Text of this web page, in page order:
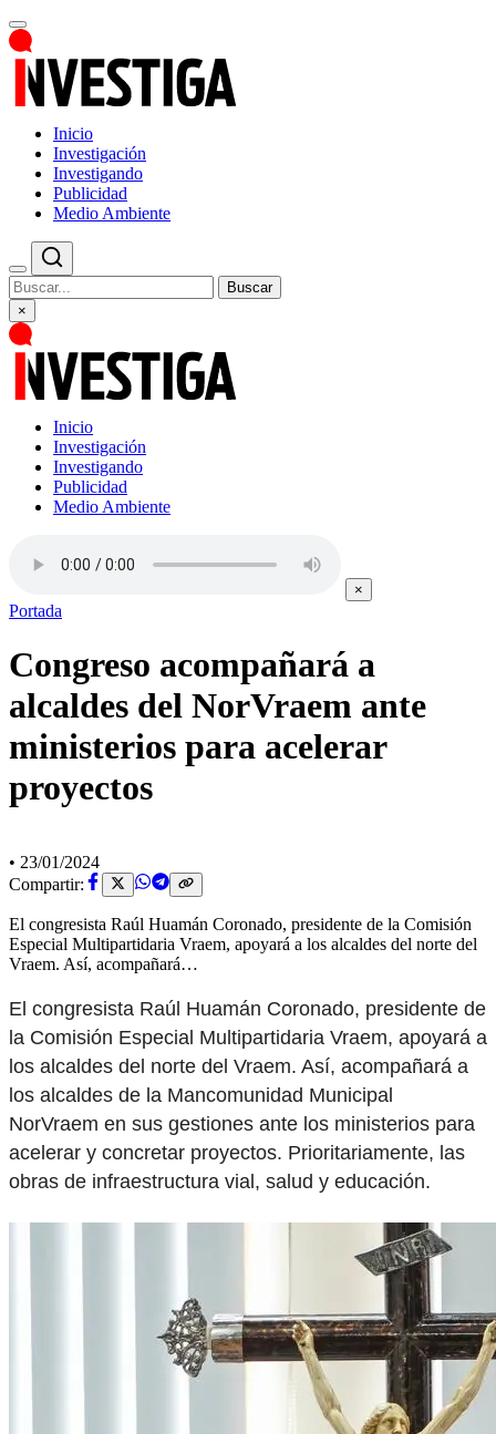
Inicio
Investigación
Investigando
Publicidad
Medio Ambiente
Buscar
×
Inicio
Investigación
Investigando
Publicidad
Medio Ambiente
×
Portada
Congreso acompañará a
alcaldes del NorVraem ante
ministerios para acelerar
proyectos
• 23/01/2024
Compartir:
El congresista Raúl Huamán Coronado, presidente de la Comisión
Especial Multipartidaria Vraem, apoyará a los alcaldes del norte del
Vraem. Así, acompañará…
El congresista Raúl Huamán Coronado, presidente de
la Comisión Especial Multipartidaria Vraem, apoyará a
los alcaldes del norte del Vraem. Así, acompañará a
los alcaldes de la Mancomunidad Municipal
NorVraem en sus gestiones ante los ministerios para
acelerar y concretar proyectos. Prioritariamente, las
obras de infraestructura vial, salud y educación.